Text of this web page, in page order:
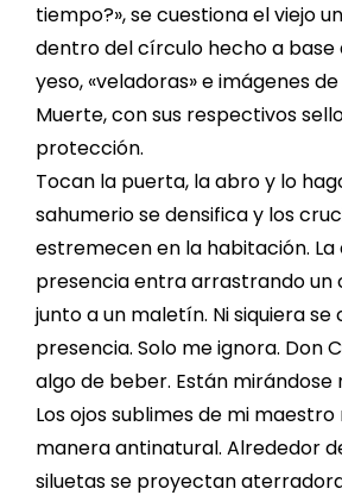
tiempo?», se cuestiona el viejo
dentro del círculo hecho a base
yeso, «veladoras» e imágenes
Muerte, con sus respectivos
protección.
Tocan la puerta, la abro y lo
sahumerio se densifica y los
estremecen en la habitación.
presencia entra arrastrando un
junto a un maletín. Ni siquiera
presencia. Solo me ignora. Don
algo de beber. Están mirándose
Los ojos sublimes de mi
manera antinatural. Alrededor
siluetas se proyectan